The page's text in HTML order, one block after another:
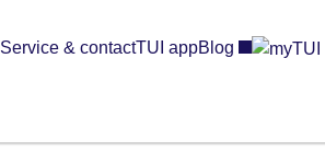
Service & contactTUI appBlog